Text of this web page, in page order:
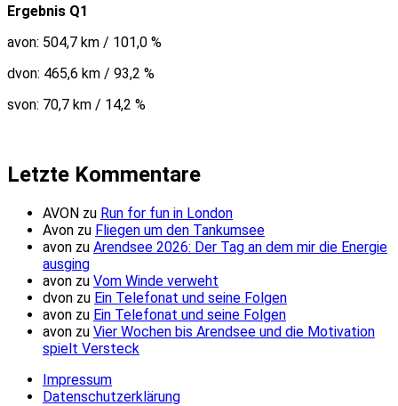
Ergebnis Q1
avon: 504,7 km / 101,0 %
dvon: 465,6 km / 93,2 %
svon: 70,7 km / 14,2 %
Letzte Kommentare
AVON zu Run for fun in London
Avon zu Fliegen um den Tankumsee
avon zu Arendsee 2026: Der Tag an dem mir die Energie
ausging
avon zu Vom Winde verweht
dvon zu Ein Telefonat und seine Folgen
avon zu Ein Telefonat und seine Folgen
avon zu Vier Wochen bis Arendsee und die Motivation
spielt Versteck
Impressum
Datenschutzerklärung